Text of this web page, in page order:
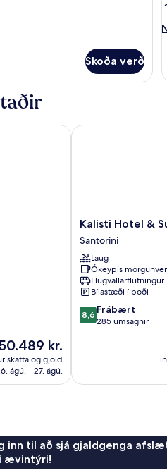
Skoða verð
kr.
kr.
skatta og gjöld
ágú. - 27. ágú.
Kalisti
Hotel
&
Suites
Santorini
Kalisti Hotel &
Santorini
Laug
Ókeypis
Flugvallarflutningur
Bílastæði í boði
8.6
af
8,6 Frábært
285 umsagnir
Kalisti Hotel &
inn til að sjá gjaldgenga
ævintýri!